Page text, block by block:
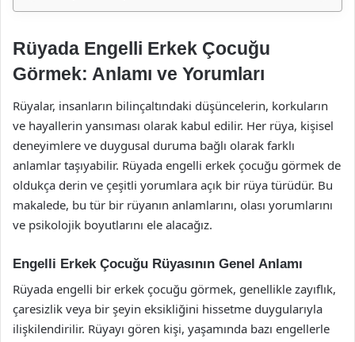
Rüyada Engelli Erkek Çocuğu
Görmek: Anlamı ve Yorumları
Rüyalar, insanların bilinçaltındaki düşüncelerin, korkuların
ve hayallerin yansıması olarak kabul edilir. Her rüya, kişisel
deneyimlere ve duygusal duruma bağlı olarak farklı
anlamlar taşıyabilir. Rüyada engelli erkek çocuğu görmek de
oldukça derin ve çeşitli yorumlara açık bir rüya türüdür. Bu
makalede, bu tür bir rüyanın anlamlarını, olası yorumlarını
ve psikolojik boyutlarını ele alacağız.
Engelli Erkek Çocuğu Rüyasının Genel Anlamı
Rüyada engelli bir erkek çocuğu görmek, genellikle zayıflık,
çaresizlik veya bir şeyin eksikliğini hissetme duygularıyla
ilişkilendirilir. Rüyayı gören kişi, yaşamında bazı engellerle